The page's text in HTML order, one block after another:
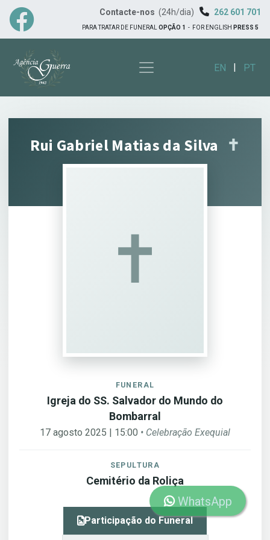
Contacte-nos (24h/dia) 262 601 701
PARA TRATAR DE FUNERAL OPÇÃO 1 - FOR ENGLISH PRESS 5
EN | PT
Rui Gabriel Matias da Silva ✝︎
✝︎
FUNERAL
Igreja do SS. Salvador do Mundo do
Bombarral
17 agosto 2025 | 15:00 • Celebração Exequial
SEPULTURA
Cemitério da Roliça
Participação do Funeral
WhatsApp